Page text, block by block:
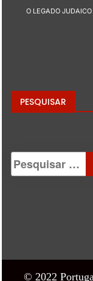
O LEGADO
PESQUISAR
© 2022